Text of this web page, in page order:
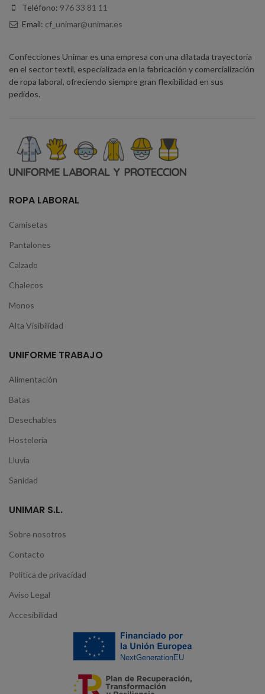
Teléfono: 976 33 81 11
Email: cf_unimar@unimar.es
Confecciones Unimar es una empresa con una dilatada trayectoria
en el sector textil, especializada en la fabricación y comercialización
de ropa laboral, ofreciendo siempre gran flexibilidad en sus
pedidos.
ROPA LABORAL
Camisetas
Pantalones
Calzado
Chalecos
Monos
Alta Visibilidad
UNIFORME TRABAJO
Alimentación
Batas
Desechables
Hostelería
Lluvia
Sanidad
UNIMAR S.L.
Sobre nosotros
Contacto
Política de privacidad
Aviso Legal
Accesibilidad